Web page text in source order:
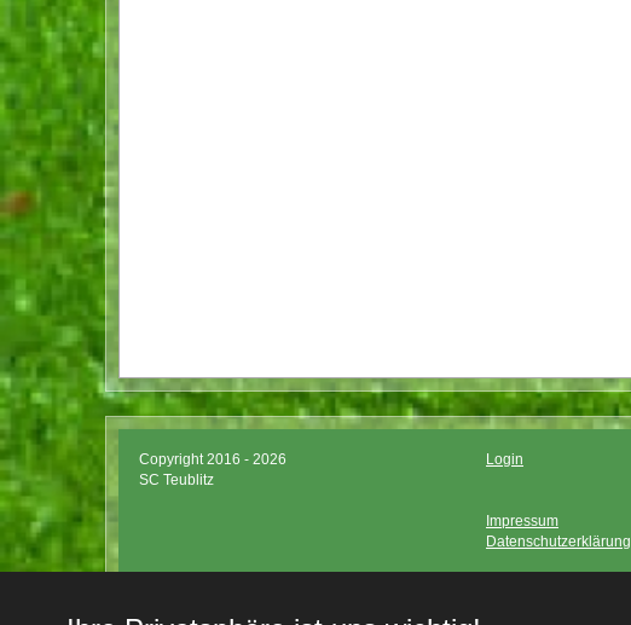
Copyright 2016 - 2026
SC Teublitz
Login
Impressum
Datenschutzerklärung